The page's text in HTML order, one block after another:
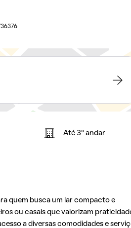
Até 3° andar
quem busca um lar compacto e
ou casais que valorizam
a diversas comodidades e